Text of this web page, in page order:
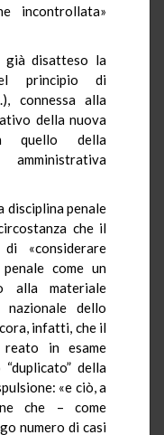
incontrollata»
già disatteso la
principio di
connessa alla
della nuova
quello della
disciplina penale
che il
«considerare
penale come un
alla materiale
dello
infatti, che il
in esame
della
«e ciò, a
che – come
numero di casi